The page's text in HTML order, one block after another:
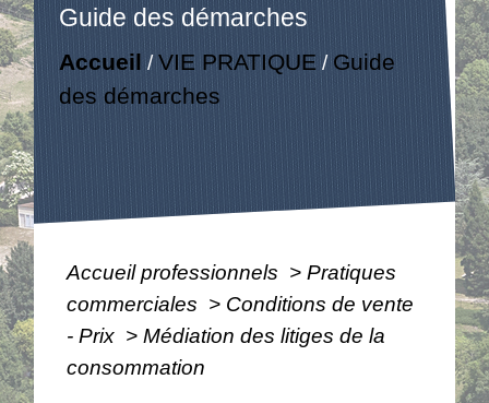
Guide des démarches
Accueil /VIE PRATIQUE / Guide
des démarches
Accueil professionnels > Pratiques
commerciales > Conditions de vente
- Prix > Médiation des litiges de la
consommation